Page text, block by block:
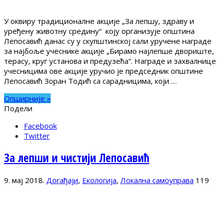
У оквиру традиционалне акције „За лепшу, здраву и
уређену животну средину“ коју организује општина
Лепосавић данас су у скупштинској сали уручене награде
за најбоље учеснике акције „Бирамо најлепше двориште,
терасу, круг установа и предузећа“. Награде и захвалнице
учесницима ове акције уручио је председник општине
Лепосавић Зоран Тодић са сарадницима, који …
Опширније »
Подели
Facebook
Twitter
За лепши и чистији Лепосавић
9. мај 2018. Догађаји, Екологија, Локална самоуправа 119